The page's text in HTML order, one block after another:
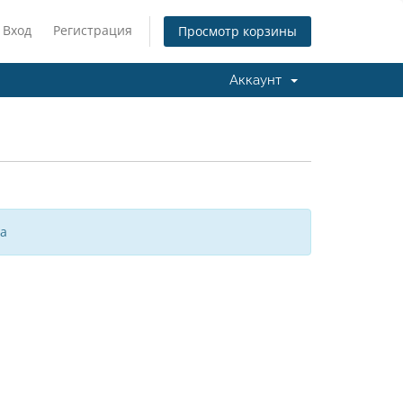
Вход Регистрация Просмотр корзины
Аккаунт